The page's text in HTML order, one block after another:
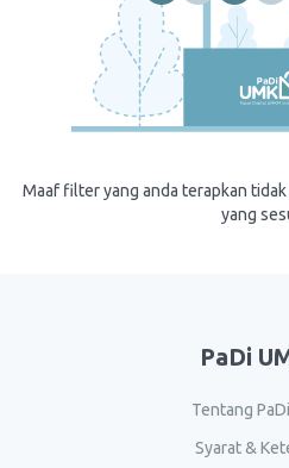
Maaf filter yang anda terapkan
yang
PaDi
Tentang
Syarat &